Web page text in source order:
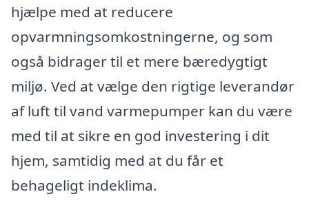
hjælpe med at reducere
opvarmningsomkostningerne, og som
også bidrager til et mere bæredygtigt
miljø. Ved at vælge den rigtige leverandør
af luft til vand varmepumper kan du være
med til at sikre en god investering i dit
hjem, samtidig med at du får et
behageligt indeklima.